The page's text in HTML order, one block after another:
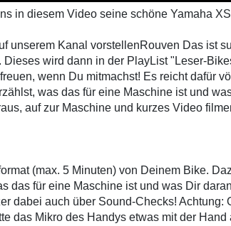
in diesem Video seine schöne Yamaha
unserem Kanal vorstellenRouven Das ist
wird dann in der PlayList "Leser-
wenn Du mitmachst! Es reicht dafür
was das für eine Maschine ist und
auf zur Maschine und kurzes Video
(max. 5 Minuten) von Deinem Bike.
das für eine Maschine ist und was Dir
dabei auch über Sound-Checks! Achtung:
das Mikro des Handys etwas mit der Hand